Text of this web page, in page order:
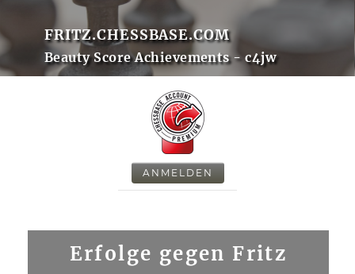
FRITZ.CHESSBASE.COM
Beauty Score Achievements - c4jw
ANMELDEN
Erfolge gegen Fritz